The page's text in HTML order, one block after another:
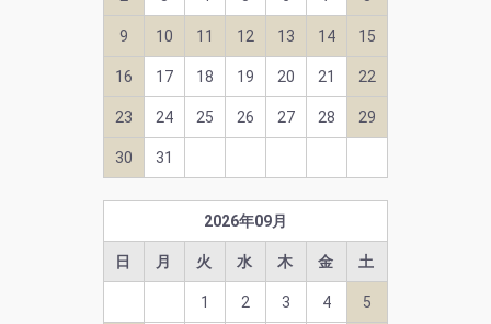
9 10 11 12 13 14 15
16 17 18 19 20 21 22
23 24 25 26 27 28 29
30 31
2026年09月
日 月 火 水 木 金 土
1 2 3 4 5